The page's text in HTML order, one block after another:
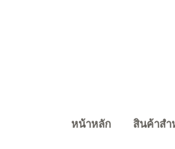
หน้าหลัก สินค้าส